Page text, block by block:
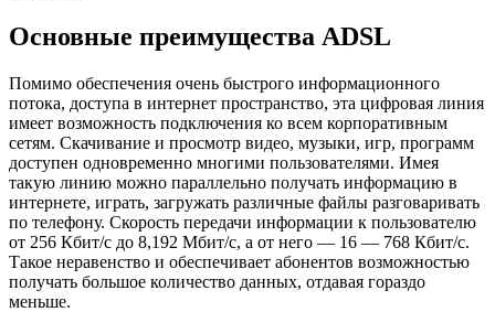
Основные преимущества ADSL
Помимо обеспечения очень быстрого информационного
потока, доступа в интернет пространство, эта цифровая линия
имеет возможность подключения ко всем корпоративным
сетям. Скачивание и просмотр видео, музыки, игр, программ
доступен одновременно многими пользователями. Имея
такую линию можно параллельно получать информацию в
интернете, играть, загружать различные файлы разговаривать
по телефону. Скорость передачи информации к пользователю
от 256 Кбит/с до 8,192 Мбит/с, а от него — 16 — 768 Кбит/с.
Такое неравенство и обеспечивает абонентов возможностью
получать большое количество данных, отдавая гораздо
меньше.